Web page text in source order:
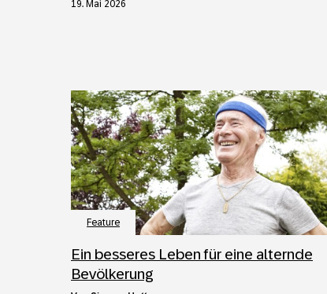
19. Mai 2026
Feature
Ein besseres Leben für eine alternde
Bevölkerung